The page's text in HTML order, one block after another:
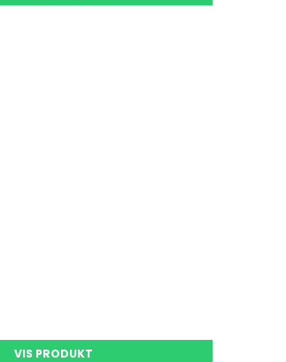
VIS PRODUKT